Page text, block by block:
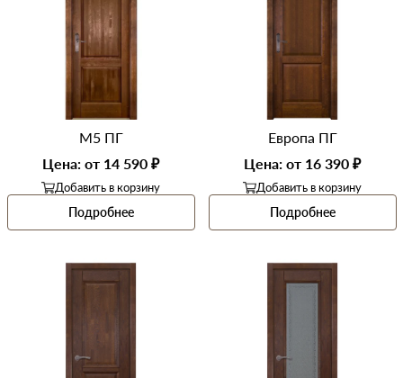
М5 ПГ
Цена: от 14 590 ₽
Добавить в корзину
Подробнее
Европа ПГ
Цена: от 16 390 ₽
Добавить в корзину
Подробнее